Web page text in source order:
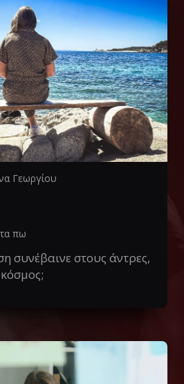
Γεωργίου
πω
συνέβαινε στους άντρες,